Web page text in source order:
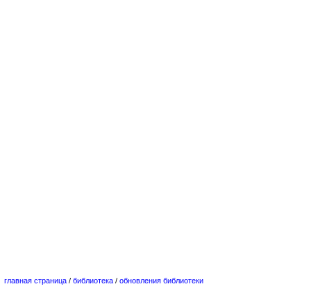
главная страница / библиотека / обновления библиотеки